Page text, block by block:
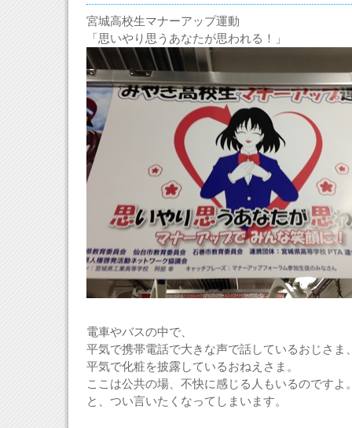
宮城高校生マナーアップ運動
「思いやり思うあなたが思われる！」
電車やバスの中で、
平気で携帯電話で大きな声で話しているおじさま
平気で化粧を披露しているおねえさま。
ここは公共の場、不快に感じる人もいるのですよ
と、つい言いたくなってしまいます。